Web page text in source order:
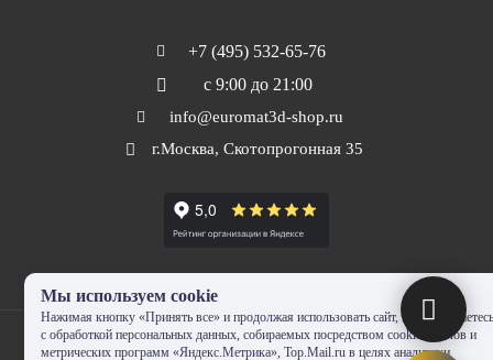
+7 (495) 532-65-76
с 9:00 до 21:00
info@euromat3d-shop.ru
г.Москва, Скотопрогонная 35
Мы используем cookie
Нажимая кнопку «Принять все» и продолжая использовать сайт, Вы
с обработкой персональных данных, собираемых посредством cookie-файлов и
метрических программ «Яндекс.Метрика», Top.Mail.ru в целях аналитики